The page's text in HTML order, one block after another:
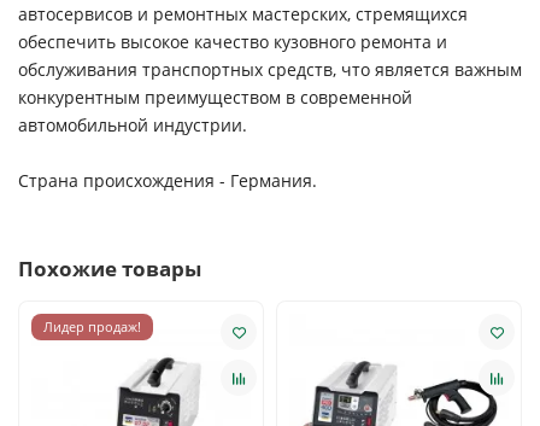
автосервисов и ремонтных мастерских, стремящихся
обеспечить высокое качество кузовного ремонта и
обслуживания транспортных средств, что является важным
конкурентным преимуществом в современной
автомобильной индустрии.
Страна происхождения - Германия.
Похожие товары
Лидер продаж!